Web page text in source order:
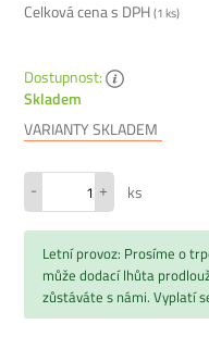
Celková cena s DPH(1ks)
Dostupnost:
Skladem
VARIANTY SKLADEM
- + ks
Letní provoz: Prosíme o
může dodací lhůta
zůstáváte s námi. Vyplatí